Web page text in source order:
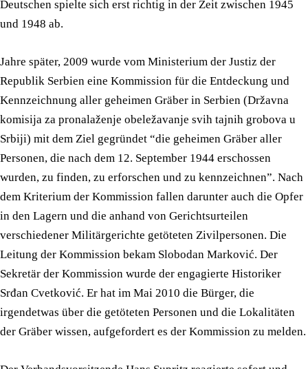
Deutschen spielte sich erst richtig in der Zeit zwischen 1945
und 1948 ab.
Jahre später, 2009 wurde vom Ministerium der Justiz der
Republik Serbien eine Kommission für die Entdeckung und
Kennzeichnung aller geheimen Gräber in Serbien (Državna
komisija za pronalaženje obeležavanje svih tajnih grobova u
Srbiji) mit dem Ziel gegründet “die geheimen Gräber aller
Personen, die nach dem 12. September 1944 erschossen
wurden, zu finden, zu erforschen und zu kennzeichnen”. Nach
dem Kriterium der Kommission fallen darunter auch die Opfer
in den Lagern und die anhand von Gerichtsurteilen
verschiedener Militärgerichte getöteten Zivilpersonen. Die
Leitung der Kommission bekam Slobodan Marković. Der
Sekretär der Kommission wurde der engagierte Historiker
Srđan Cvetković. Er hat im Mai 2010 die Bürger, die
irgendetwas über die getöteten Personen und die Lokalitäten
der Gräber wissen, aufgefordert es der Kommission zu melden.